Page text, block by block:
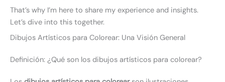
That’s why I’m here to share my experience and insights.
Let’s dive into this together.
Dibujos Artísticos para Colorear: Una Visión General
Definición: ¿Qué son los dibujos artísticos para colorear?